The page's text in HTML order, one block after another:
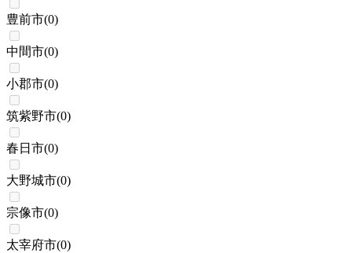
豊前市(0)
中間市(0)
小郡市(0)
筑紫野市(0)
春日市(0)
大野城市(0)
宗像市(0)
太宰府市(0)